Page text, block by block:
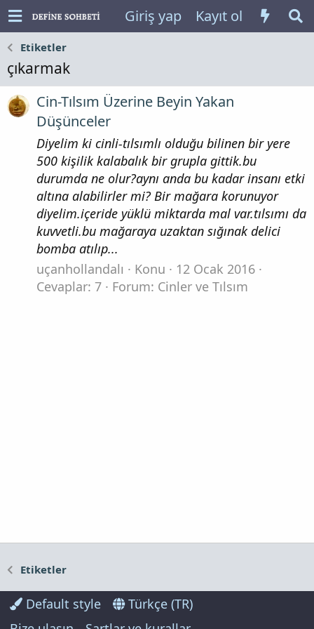
Giriş yap Kayıt ol
Etiketler
çıkarmak
Cin-Tılsım Üzerine Beyin Yakan
Düşünceler
Diyelim ki cinli-tılsımlı olduğu bilinen bir yere
500 kişilik kalabalık bir grupla gittik.bu
durumda ne olur?aynı anda bu kadar insanı etki
altına alabilirler mi? Bir mağara korunuyor
diyelim.içeride yüklü miktarda mal var.tılsımı da
kuvvetli.bu mağaraya uzaktan sığınak delici
bomba atılıp...
uçanhollandalı
Konu
12 Ocak 2016
Cevaplar: 7
Forum: Cinler ve Tılsım
Etiketler
Default style
Türkçe (TR)